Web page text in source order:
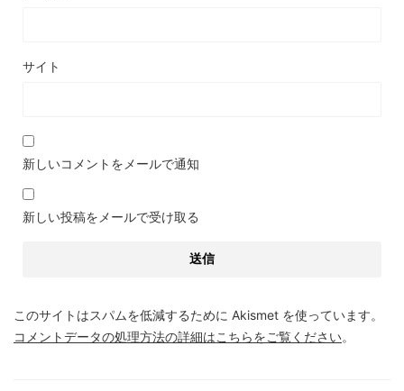
サイト
新しいコメントをメールで通知
新しい投稿をメールで受け取る
このサイトはスパムを低減するために Akismet を使っています。
コメントデータの処理方法の詳細はこちらをご覧ください。